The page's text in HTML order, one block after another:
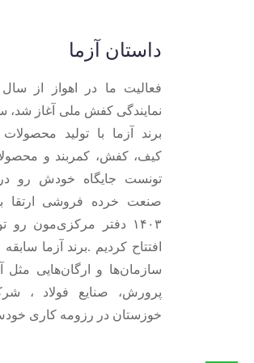
داستان آزما
برند آزما با تولید
کیف، کفش، کمربند و
تونست جایگاه خودش رو در
صنعت خرده فروشی ارتقا
۱۴۰۳ دفتر مرکزی‌مون رو
افتتاح کردیم .برند آزما سابقه
سازمان‌ها و ارگان‌هایی
پرورش، صنایع فولاد ،
خوزستان در رزومه کاری